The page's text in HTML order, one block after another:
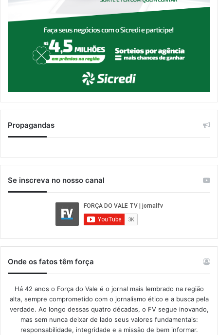
Propagandas
Se inscreva no nosso canal
Onde os fatos têm força
Há 42 anos o Força do Vale é o jornal mais lembrado na região
alta, sempre comprometido com o jornalismo ético e a busca pela
verdade. Ao longo dessas quatro décadas, o FV segue inovando,
mas sem nunca deixar de lado seus valores fundamentais:
responsabilidade, integridade e a missão de bem informar.​